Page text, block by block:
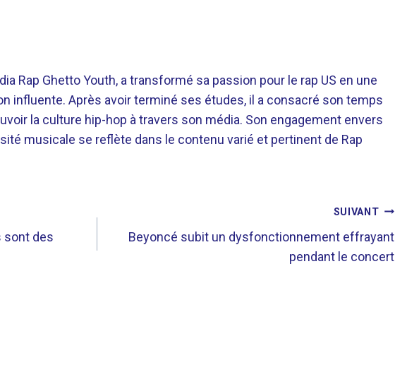
Rap Ghetto Youth, a transformé sa passion pour le rap US en une
influente. Après avoir terminé ses études, il a consacré son temps
la culture hip-hop à travers son média. Son engagement envers
musicale se reflète dans le contenu varié et pertinent de Rap
sont des
SUIVANT
Beyoncé subit un dysfonctionnement effrayant
pendant le concert